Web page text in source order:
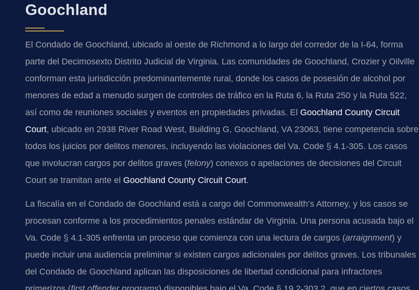
Goochland
El Condado de Goochland, ubicado al oeste de Richmond a lo largo del corredor de la I-64, forma
parte del Decimosexto Distrito Judicial de Virginia. Las comunidades de Goochland, Crozier y Oilville
conforman esta jurisdicción predominantemente rural, donde los casos de posesión de alcohol por
menores de edad a menudo surgen de controles de tráfico en la Ruta 6, la Ruta 250 y la Ruta 522,
así como de reuniones sociales y eventos en propiedades privadas. El Goochland County Circuit
Court, ubicado en 2938 River Road West, Building G, Goochland, VA 23063, tiene competencia sobre
todos los juicios por delitos menores, incluyendo las violaciones del Va. Code § 4.1-305. Los casos
que involucran cargos por delitos graves (felony) conexos o apelaciones de decisiones del Circuit
Court se tramitan ante el Goochland County Circuit Court.
La fiscalía en el Condado de Goochland está a cargo del Commonwealth’s Attorney, y los casos se
procesan conforme a los procedimientos penales estándar de Virginia. Una persona acusada bajo el
Va. Code § 4.1-305 enfrenta un proceso que comienza con una lectura de cargos (arraignment) y
puede incluir una audiencia preliminar si existen cargos adicionales por delitos graves. Los tribunales
del Condado de Goochland aplican las disposiciones de libertad condicional para infractores